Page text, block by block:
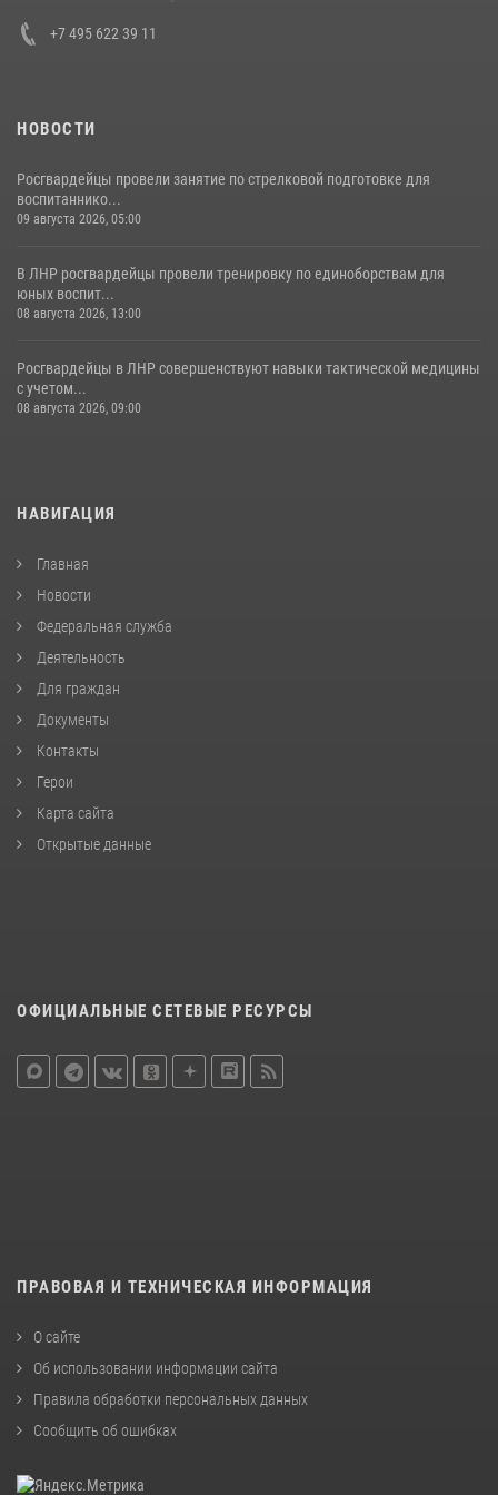
+7 495 622 39 11
НОВОСТИ
Росгвардейцы провели занятие по стрелковой подготовке для
воспитаннико...
09 августа 2026, 05:00
В ЛНР росгвардейцы провели тренировку по единоборствам для
юных воспит...
08 августа 2026, 13:00
Росгвардейцы в ЛНР совершенствуют навыки тактической медицины
с учетом...
08 августа 2026, 09:00
НАВИГАЦИЯ
Главная
Новости
Федеральная служба
Деятельность
Для граждан
Документы
Контакты
Герои
Карта сайта
Открытые данные
ОФИЦИАЛЬНЫЕ СЕТЕВЫЕ РЕСУРСЫ
ПРАВОВАЯ И ТЕХНИЧЕСКАЯ ИНФОРМАЦИЯ
О сайте
Об использовании информации сайта
Правила обработки персональных данных
Сообщить об ошибках